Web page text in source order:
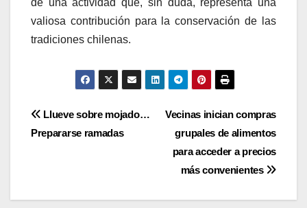
valiosa contribución para la conservación de las
tradiciones chilenas.
Navegación
de
Vecinas inician compras
grupales de alimentos
para acceder a precios
más convenientes
Llueve sobre mojado…
Prepararse ramadas